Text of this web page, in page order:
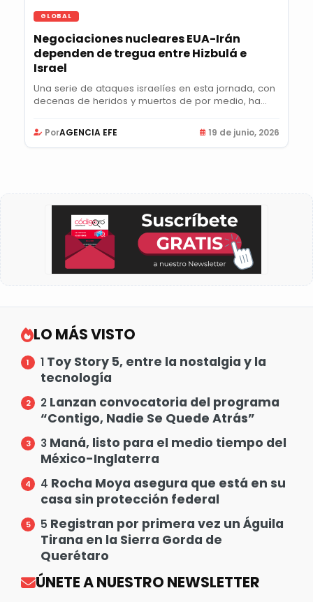
GLOBAL
Negociaciones nucleares EUA-Irán
dependen de tregua entre Hizbulá e
Israel
Una serie de ataques israelíes en esta jornada, con
decenas de heridos y muertos de por medio, ha...
PorAGENCIA EFE 19 de junio, 2026
LO MÁS VISTO
1 Toy Story 5, entre la nostalgia y la
tecnología
2 Lanzan convocatoria del programa
“Contigo, Nadie Se Quede Atrás”
3 Maná, listo para el medio tiempo del
México-Inglaterra
4 Rocha Moya asegura que está en su
casa sin protección federal
5 Registran por primera vez un Águila
Tirana en la Sierra Gorda de
Querétaro
ÚNETE A NUESTRO NEWSLETTER